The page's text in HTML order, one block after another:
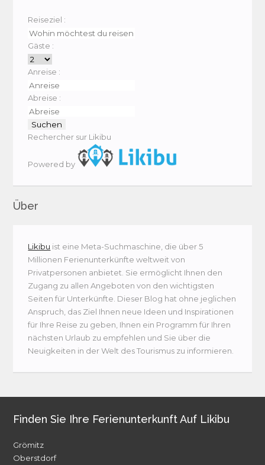
Reiseziel :
Gäste :
Anreise :
Abreise :
Rechercher sur Likibu
Powered by
Über
Likibu ist eine Meta-Suchmaschine, die über 5
Millionen Ferienunterkünfte weltweit von
Privatpersonen anbietet. Sie ermöglicht Ihnen den
Zugang zu allen Angeboten von den wichtigsten
Seiten für Unterkünfte. Dieser Blog hat ohne jeglichen
Anspruch, das Ziel Ihnen neue Ideen und Inspirationen
für Ihre Reise zu geben, Ihnen ein Programm für Ihren
nächsten Urlaub zu empfehlen und Sie über die
Neuigkeiten in der Welt des Tourismus zu informieren.
Finden Sie Ihre Ferienunterkunft Auf Likibu
Grömitz
Oberstdorf